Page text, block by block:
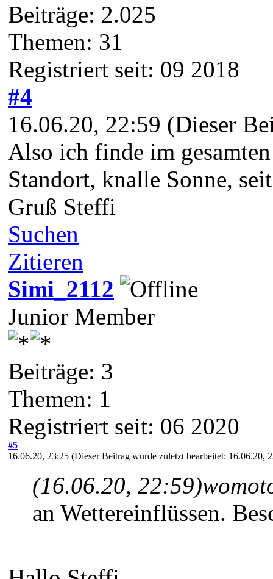
Beiträge: 2.025
Themen: 31
Registriert seit: 09 2018
#4
16.06.20, 22:59 (Dieser
Also ich finde im
Standort, knalle Sonne,
Gruß Steffi
Suchen
Zitieren
Simi_2112
Junior Member
Beiträge: 3
Themen: 1
Registriert seit: 06 2020
#5
16.06.20, 23:25 (Dieser Beitrag wurde zuletzt bearbeitet: 16.06.20,
(16.06.20, 22:59)
an Wettereinflüssen.